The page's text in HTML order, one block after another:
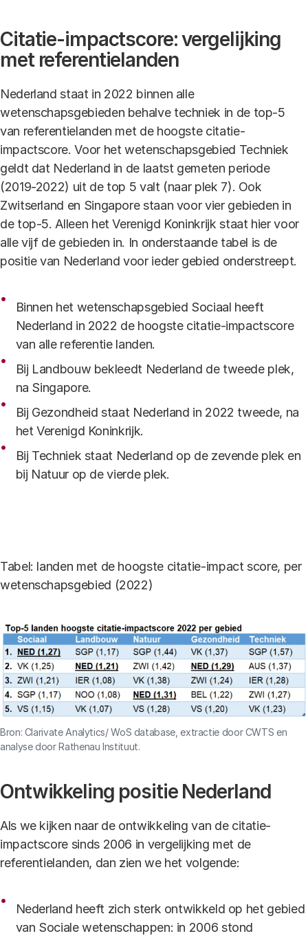
Citatie-impactscore: vergelijking
met referentielanden
Nederland staat in 2022 binnen alle
wetenschapsgebieden behalve techniek in de top-5
van referentielanden met de hoogste citatie-
impactscore. Voor het wetenschapsgebied Techniek
geldt dat Nederland in de laatst gemeten periode
(2019-2022) uit de top 5 valt (naar plek 7). Ook
Zwitserland en Singapore staan voor vier gebieden in
de top-5. Alleen het Verenigd Koninkrijk staat hier voor
alle vijf de gebieden in. In onderstaande tabel is de
positie van Nederland voor ieder gebied onderstreept.
Binnen het wetenschapsgebied Sociaal heeft
Nederland in 2022 de hoogste citatie-impactscore
van alle referentie landen.
Bij Landbouw bekleedt Nederland de tweede plek,
na Singapore.
Bij Gezondheid staat Nederland in 2022 tweede, na
het Verenigd Koninkrijk.
Bij Techniek staat Nederland op de zevende plek en
bij Natuur op de vierde plek.
Tabel: landen met de hoogste citatie-impact score, per
wetenschapsgebied (2022)
Bron: Clarivate Analytics/ WoS database, extractie door CWTS en
analyse door Rathenau Instituut.
Ontwikkeling positie Nederland
Als we kijken naar de ontwikkeling van de citatie-
impactscore sinds 2006 in vergelijking met de
referentielanden, dan zien we het volgende:
Nederland heeft zich sterk ontwikkeld op het gebied
van Sociale wetenschappen: in 2006 stond